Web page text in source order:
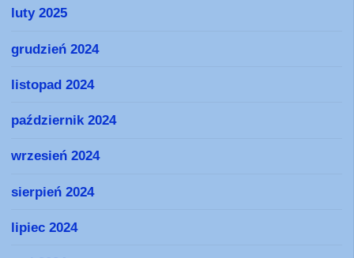
luty 2025
grudzień 2024
listopad 2024
październik 2024
wrzesień 2024
sierpień 2024
lipiec 2024